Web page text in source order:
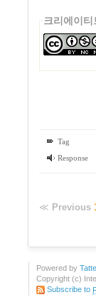
크리에이
Tag
Response
≪ Previous
Powered by
Copyright (c)
Subscribe to